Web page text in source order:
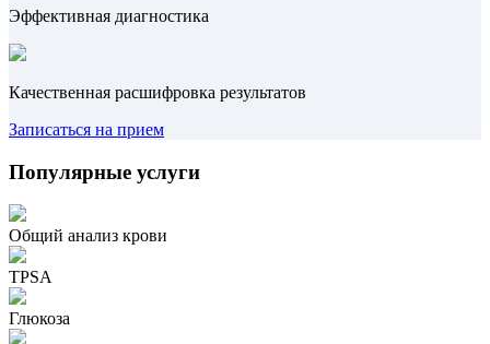
Эффективная диагностика
Качественная расшифровка результатов
Записаться на прием
Популярные услуги
Общий анализ крови
TPSA
Глюкоза